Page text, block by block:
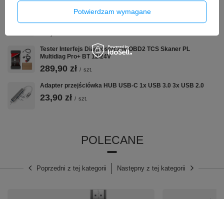
Oryginalny wyświetlacz LCD + ekran dotykowy Samsung SM-
Tester Interfejs Diagnostyczny OBD2 TCS Skaner PL
Multidiag Pro+ BT 12/24V
289,90 zł / szt.
Adapter przejściówka HUB USB-C 1x USB 3.0 3x USB 2.0
23,90 zł / szt.
POLECANE
Poprzedni z tej kategorii Następny z tej kategorii
Potwierdzam wymagane